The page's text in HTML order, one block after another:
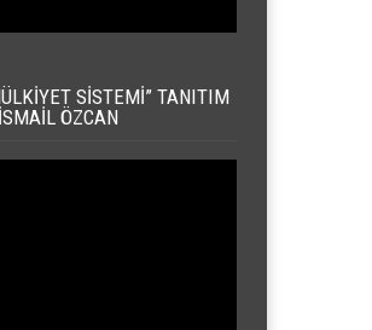
SISTEMI” TANITIM
ÖZCAN